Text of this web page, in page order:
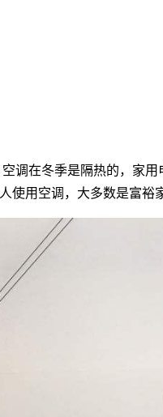
在冬季是隔热的，家
使用空调，大多数是富